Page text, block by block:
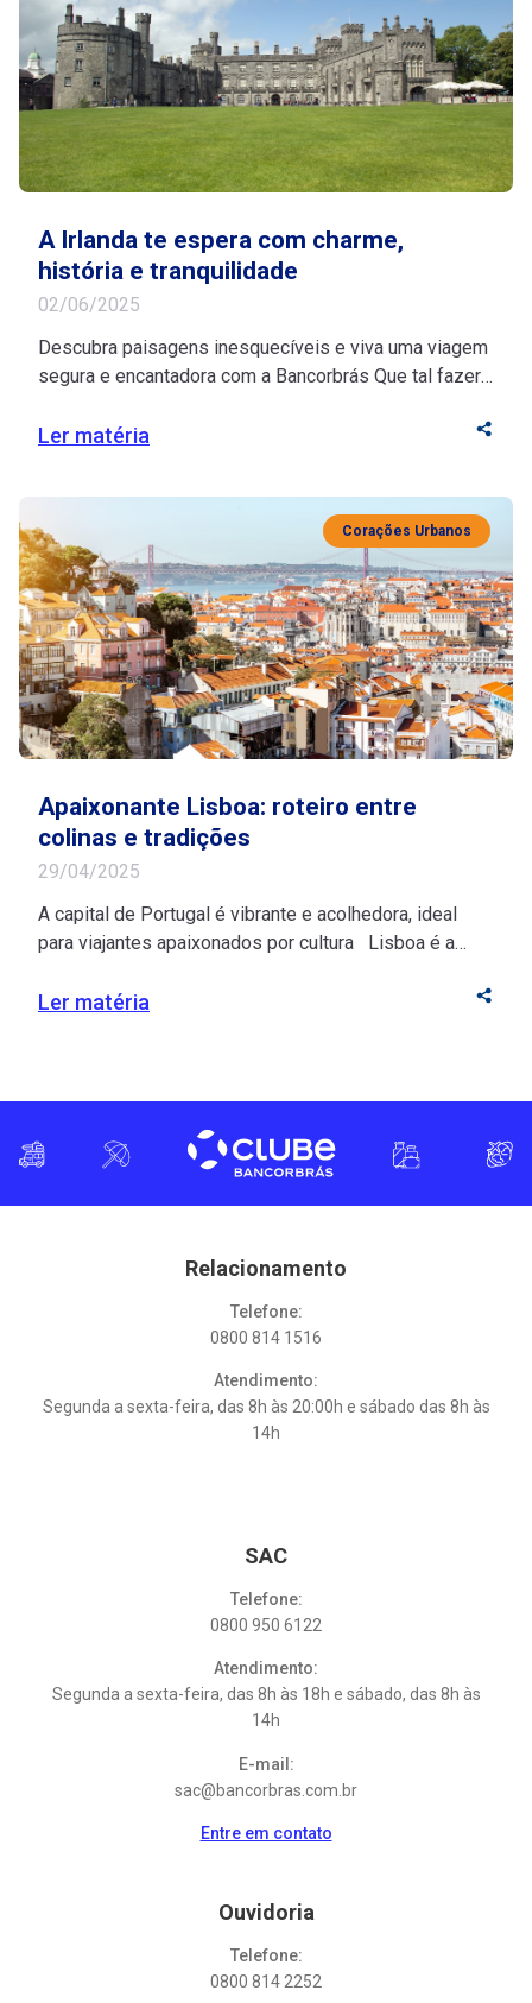
A Irlanda te espera com charme,
história e tranquilidade
02/06/2025
Descubra paisagens inesquecíveis e viva uma viagem
segura e encantadora com a Bancorbrás Que tal fazer
Irlanda com tranquilidade e inspiração? Se você está
deslumbrantes. Fonte de inspiração para artistas, […]
Ler matéria
Corações Urbanos
Apaixonante Lisboa: roteiro entre
colinas e tradições
29/04/2025
A capital de Portugal é vibrante e acolhedora, ideal
para viajantes apaixonados por cultura Lisboa é a
extensas, repletas de prédios históricos, conectam
Ler matéria
Relacionamento
Telefone:
0800 814 1516
Atendimento:
Segunda a sexta-feira, das 8h às 20:00h e sábado das 8h às
14h
SAC
Telefone:
0800 950 6122
Atendimento:
Segunda a sexta-feira, das 8h às 18h e sábado, das 8h às
14h
E-mail:
sac@bancorbras.com.br
Entre em contato
Ouvidoria
Telefone:
0800 814 2252